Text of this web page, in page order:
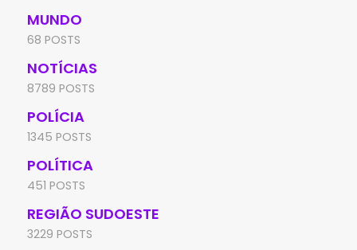
MUNDO
68 POSTS
NOTÍCIAS
8789 POSTS
POLÍCIA
1345 POSTS
POLÍTICA
451 POSTS
REGIÃO SUDOESTE
3229 POSTS